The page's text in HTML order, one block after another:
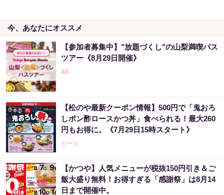
今、あなたにオススメ
【参加者募集中】"放題づくし"の山梨満喫バス
ツアー《8月29日開催》
【松のや最新クーポン情報】500円で「鬼おろ
しポン酢ロースかつ丼」食べられる！最大260
円もお得に。《7月29日15時スタート》
セール
【かつや】人気メニューが税抜150円引き＆ご
飯大盛り無料！お得すぎる「感謝祭」は8月14
日まで開催中。